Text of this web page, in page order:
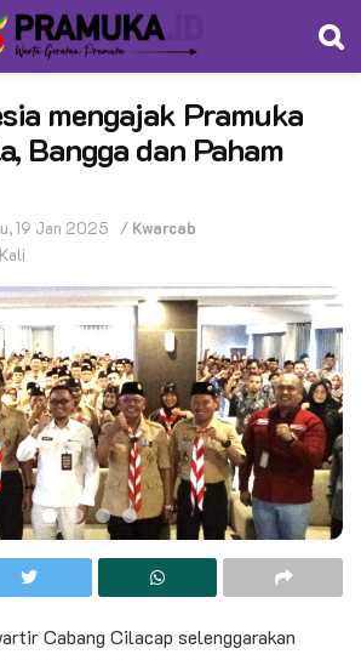
mengajak Pramuka
Bangga dan Paham
19 Jan 2025 / Kwarcab
Kali
Cabang Cilacap selenggarakan